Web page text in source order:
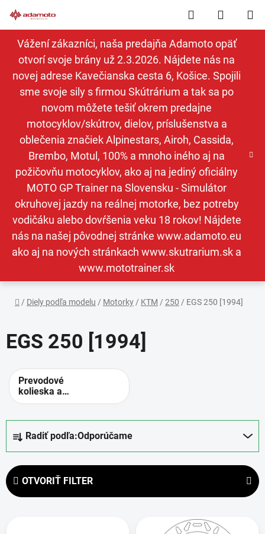
na
obsah
Vážení zákazníci, naša predajňa Adamoto opäť
otvorí svoje brány už 2.3.2026. Nájdete nás na
novej adrese Kavečianska cesta 6, Košice. Spojili
sme svoje sily s firmou Skútrárium a tak sa po
novom môžete tešiť okrem predajne
motocyklov/skútrov, dielov, príslušenstva a
oblečenia značiek Alpinestars, Airoh, Cassida,
Brembo, Motul, 100% a mnoho iného aj na
požičovňu motocyklov, ako aj na jediný oficiálny
MOTO GP Trainer na Slovensku - Simulátor
okruhovej jazdy na reálnej motorke, bez potreby
vodičáku alebo dovŕšenia veku 18 rokov! Nájdete
nás na našej pôvodnej stránke www.adamoto.eu
ako aj na nových stránkach www.skutrarium.sk a
www.mototrainer.sk
Hľadať
KOŠÍK
Domov
/ Diely podľa modelu / Motorky / KTM / 250 / EGS 250 [1994]
EGS 250 [1994]
Prevodové
kolieska a
rozety -
prevody
e
n
Radiť podľa:Odporúčame
OTVORIŤ FILTER